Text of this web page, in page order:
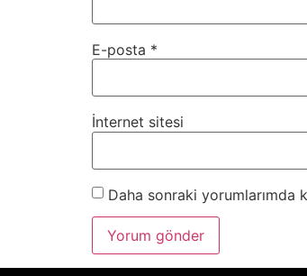
E-posta *
İnternet sitesi
Daha sonraki yorumlarımda